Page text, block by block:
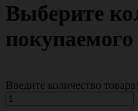
Выберите
покупаемого
Введите количество товара: